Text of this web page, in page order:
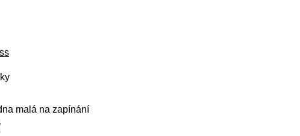
malá na zapínání